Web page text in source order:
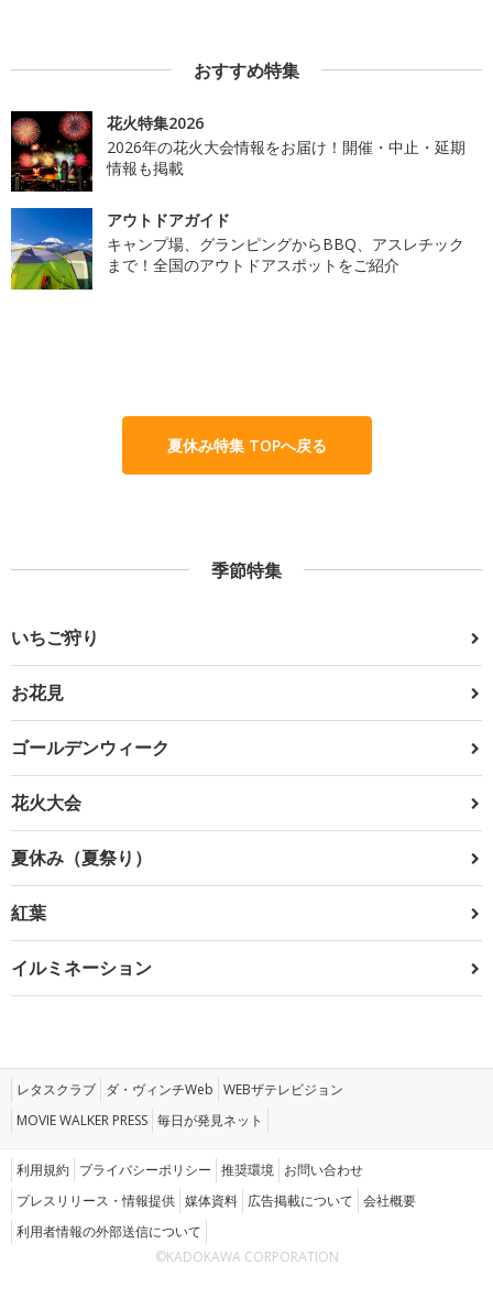
おすすめ特集
花火特集2026
2026年の花火大会情報をお届け！開催・中止・延期
情報も掲載
アウトドアガイド
キャンプ場、グランピングからBBQ、アスレチック
まで！全国のアウトドアスポットをご紹介
夏休み特集 TOPへ戻る
季節特集
いちご狩り
お花見
ゴールデンウィーク
花火大会
夏休み（夏祭り）
紅葉
イルミネーション
レタスクラブ ダ・ヴィンチWeb WEBザテレビジョン
MOVIE WALKER PRESS 毎日が発見ネット
利用規約 プライバシーポリシー 推奨環境 お問い合わせ
プレスリリース・情報提供 媒体資料 広告掲載について 会社概要
利用者情報の外部送信について
©KADOKAWA CORPORATION